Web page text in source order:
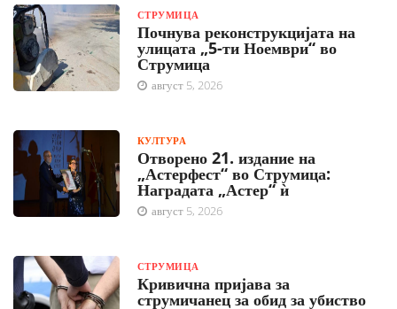
СТРУМИЦА
Почнува реконструкцијата на
улицата „5-ти Ноември“ во
Струмица
август 5, 2026
КУЛТУРА
Отворено 21. издание на
„Астерфест“ во Струмица:
Наградата „Астер“ ѝ
август 5, 2026
СТРУМИЦА
Кривична пријава за
струмичанец за обид за убиство